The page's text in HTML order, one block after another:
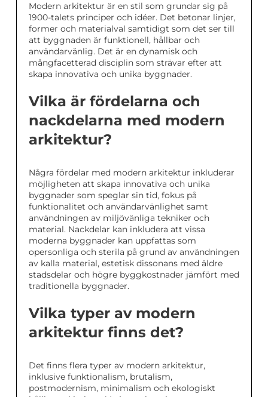
Modern arkitektur är en stil som grundar sig på
1900-talets principer och idéer. Det betonar linjer,
former och materialval samtidigt som det ser till
att byggnaden är funktionell, hållbar och
användarvänlig. Det är en dynamisk och
mångfacetterad disciplin som strävar efter att
skapa innovativa och unika byggnader.
Vilka är fördelarna och
nackdelarna med modern
arkitektur?
Några fördelar med modern arkitektur inkluderar
möjligheten att skapa innovativa och unika
byggnader som speglar sin tid, fokus på
funktionalitet och användarvänlighet samt
användningen av miljövänliga tekniker och
material. Nackdelar kan inkludera att vissa
moderna byggnader kan uppfattas som
opersonliga och sterila på grund av användningen
av kalla material, estetisk dissonans med äldre
stadsdelar och högre byggkostnader jämfört med
traditionella byggnader.
Vilka typer av modern
arkitektur finns det?
Det finns flera typer av modern arkitektur,
inklusive funktionalism, brutalism,
postmodernism, minimalism och ekologiskt